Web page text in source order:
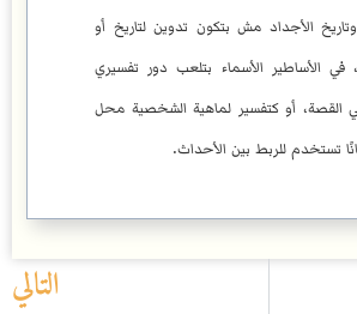
وتاريخ الأجداد مش بتكون تدوين لتاريخ أو
الأساطير الأسماء بتلعب دور تفسيري
أو كتفسير لماهية الشخصية محل
تستخدم للربط بين الأحداث.
التالي